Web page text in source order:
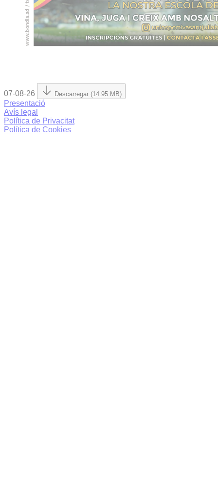
07-08-26 Descarregar (14.95 MB)
Presentació
Avís legal
Política de Privacitat
Política de Cookies